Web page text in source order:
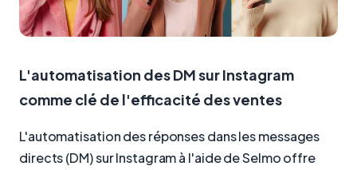
L'automatisation des DM sur Instagram
comme clé de l'efficacité des ventes
L'automatisation des réponses dans les messages
directs (DM) sur Instagram à l'aide de Selmo offre